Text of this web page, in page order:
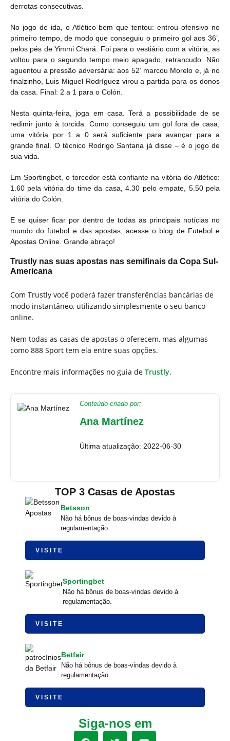
derrotas consecutivas.
No jogo de ida, o Atlético bem que tentou: entrou ofensivo no
primeiro tempo, de modo que conseguiu o primeiro gol aos 36’,
pelos pés de Yimmi Chará. Foi para o vestiário com a vitória, as
voltou para o segundo tempo meio apagado, retrancudo. Não
aguentou a pressão adversária: aos 52’ marcou Morelo e, já no
finalzinho, Luis Miguel Rodríguez virou a partida para os donos
da casa. Final: 2 a 1 para o Colón.
Nesta quinta-feira, joga em casa. Terá a possibilidade de se
redimir junto à torcida. Como conseguiu um gol fora de casa,
uma vitória por 1 a 0 será suficiente para avançar para a
grande final. O técnico Rodrigo Santana já disse – é o jogo de
sua vida.
Em Sportingbet, o torcedor está confiante na vitória do Atlético:
1.60 pela vitória do time da casa, 4.30 pelo empate, 5.50 pela
vitória do Colón.
E se quiser ficar por dentro de todas as principais notícias no
mundo do futebol e das apostas, acesse o blog de Futebol e
Apostas Online. Grande abraço!
Trustly nas suas apostas nas semifinais da Copa Sul-
Americana
Com Trustly você poderá fazer transferências bancárias de
modo instantâneo, utilizando simplesmente o seu banco
online.
Nem todas as casas de apostas o oferecem, mas algumas
como 888 Sport tem ela entre suas opções.
Encontre mais informações no guia de Trustly.
Conteúdo criado por:
Ana Martínez
Última atualização: 2022-06-30
TOP 3 Casas de Apostas
Betsson
Não há bônus de boas-vindas devido à
regulamentação.
VISITE
Sportingbet
Não há bônus de boas-vindas devido à
regulamentação.
VISITE
Betfair
Não há bônus de boas-vindas devido à
regulamentação.
VISITE
Siga-nos em